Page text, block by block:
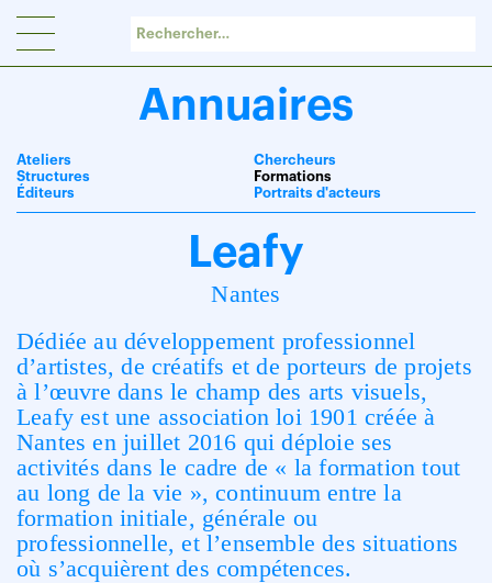
Annuaires
Ateliers
Structures
Éditeurs
Chercheurs
Formations
Portraits d'acteurs
Leafy
Nantes
Dédiée au développement professionnel
d’artistes, de créatifs et de porteurs de projets
à l’œuvre dans le champ des arts visuels,
Leafy est une association loi 1901 créée à
Nantes en juillet 2016 qui déploie ses
activités dans le cadre de « la formation tout
au long de la vie », continuum entre la
formation initiale, générale ou
professionnelle, et l’ensemble des situations
où s’acquièrent des compétences.